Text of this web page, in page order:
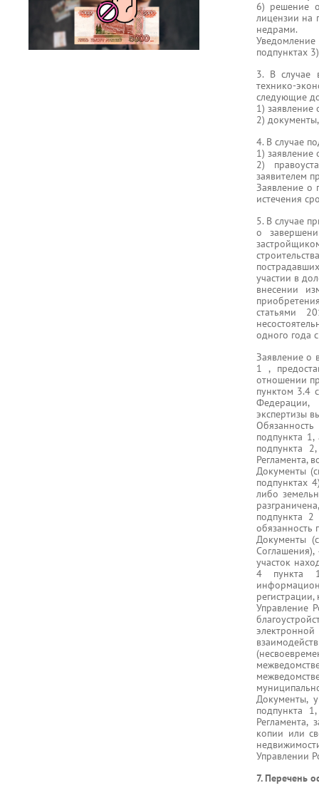
6) решение
лицензии на
недрами.
Уведомление
подпунктах
3. В случае
технико-
следующие
1)
2)
4. В случае
1) заявление
2)
заявителем
Заявление о
истечения
5. В случае
о
участии в
внесении
статьями
одного года
Заявление о
1 ,
отношении
пунктом 3.4
Федерации,
экспертизы
подпункта
подпункта
Регламента,
Документы
подпунктах
либо
подпункта
обязанность
Документы
участок
4 пункта
Управление
Документы,
подпункта
Регламента,
копии или
Управлении
7. Перечень